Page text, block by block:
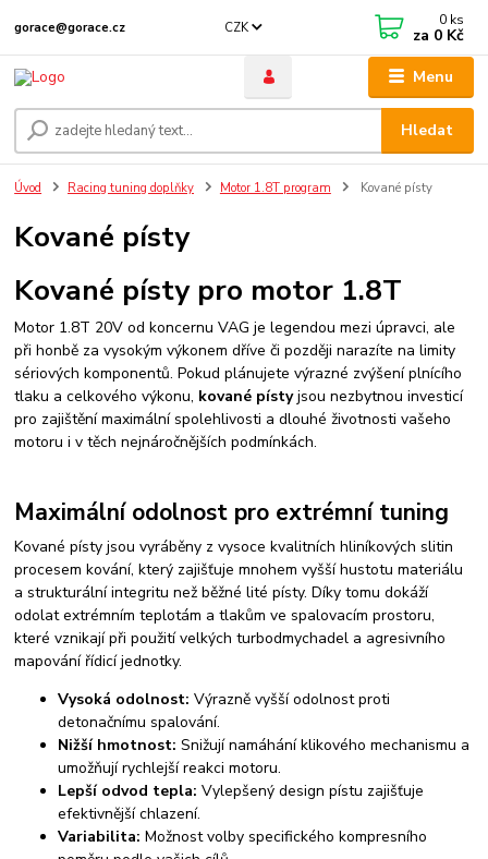
Menu
CZK
Hledat
gorace@gorace.cz 0 ks
za 0 Kč
Úvod Racing tuning doplňky Motor 1.8T program Kované písty
Kované písty
Kované písty pro motor 1.8T
Motor 1.8T 20V od koncernu VAG je legendou mezi úpravci, ale
při honbě za vysokým výkonem dříve či později narazíte na limity
sériových komponentů. Pokud plánujete výrazné zvýšení plnícího
tlaku a celkového výkonu, kované pístyjsou nezbytnou investicí
pro zajištění maximální spolehlivosti a dlouhé životnosti vašeho
motoru i v těch nejnáročnějších podmínkách.
Maximální odolnost pro extrémní tuning
Kované písty jsou vyráběny z vysoce kvalitních hliníkových slitin
procesem kování, který zajišťuje mnohem vyšší hustotu materiálu
a strukturální integritu než běžné lité písty. Díky tomu dokáží
odolat extrémním teplotám a tlakům ve spalovacím prostoru,
které vznikají při použití velkých turbodmychadel a agresivního
mapování řídicí jednotky.
Vysoká odolnost: Výrazně vyšší odolnost proti
detonačnímu spalování.
Nižší hmotnost: Snižují namáhání klikového mechanismu a
umožňují rychlejší reakci motoru.
Lepší odvod tepla: Vylepšený design pístu zajišťuje
efektivnější chlazení.
Variabilita: Možnost volby specifického kompresního